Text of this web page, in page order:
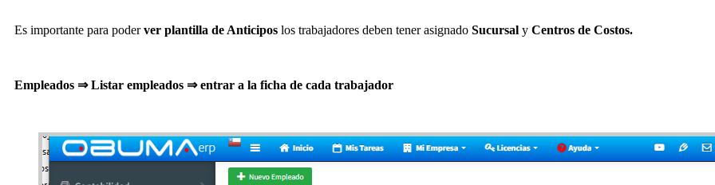
Es importante para poderver plantilla de Anticipos los trabajadores deben tener asignado Sucursal y Centros de Costos.
Empleados ⇒ Listar empleados ⇒ entrar a la ficha de cada trabajador